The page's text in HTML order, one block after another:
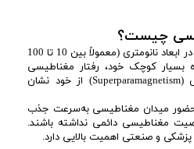
چیست؟
ذراتی در ابعاد نانومتری (معمولاً بین 10 تا 100
بسیار کوچک خود، رفتار مغناطیسی
ویژه‌ای از جمله سوپرپارامغناطیس (Superparamagnetism) از خود نشان
میدان مغناطیسی به‌سرعت جذب
مغناطیسی دائمی نداشته باشند.
پزشکی و صنعتی اهمیت بالایی دارد.